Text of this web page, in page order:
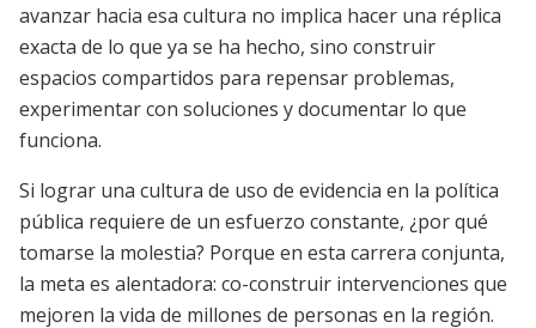
avanzar hacia esa cultura no implica hacer una réplica
exacta de lo que ya se ha hecho, sino construir
espacios compartidos para repensar problemas,
experimentar con soluciones y documentar lo que
funciona.
Si lograr una cultura de uso de evidencia en la política
pública requiere de un esfuerzo constante, ¿por qué
tomarse la molestia? Porque en esta carrera conjunta,
la meta es alentadora: co-construir intervenciones que
mejoren la vida de millones de personas en la región.